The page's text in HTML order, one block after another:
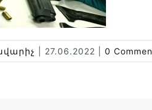
27.06.2022 0